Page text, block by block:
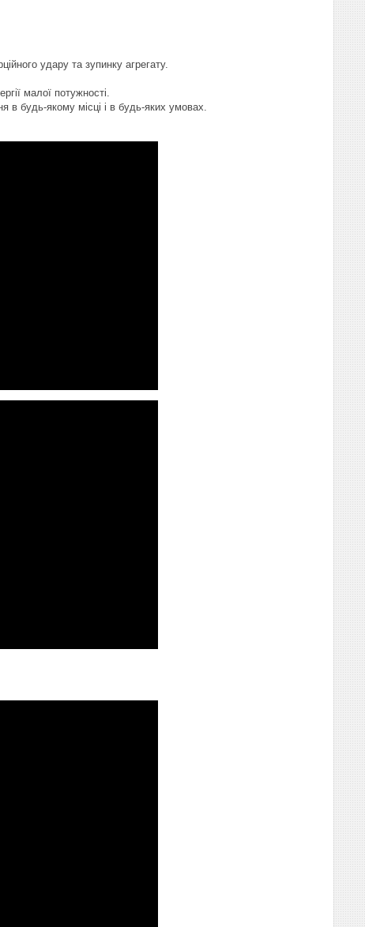
удару та зупинку агрегату.
малої потужності.
будь-якому місці і в будь-яких умовах.